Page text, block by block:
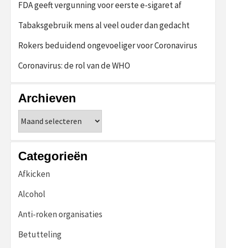
FDA geeft vergunning voor eerste e-sigaret af
Tabaksgebruik mens al veel ouder dan gedacht
Rokers beduidend ongevoeliger voor Coronavirus
Coronavirus: de rol van de WHO
Archieven
Categorieën
Afkicken
Alcohol
Anti-roken organisaties
Betutteling